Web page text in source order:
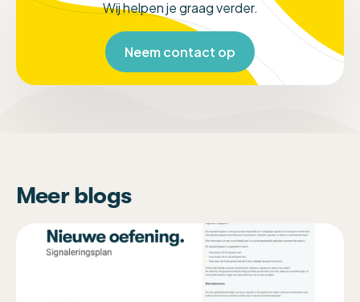
Wij helpen je graag verder.
Neem contact op
Meer blogs